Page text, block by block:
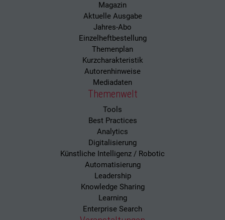
Magazin
Aktuelle Ausgabe
Jahres-Abo
Einzelheftbestellung
Themenplan
Kurzcharakteristik
Autorenhinweise
Mediadaten
Themenwelt
Tools
Best Practices
Analytics
Digitalisierung
Künstliche Intelligenz / Robotic
Automatisierung
Leadership
Knowledge Sharing
Learning
Enterprise Search